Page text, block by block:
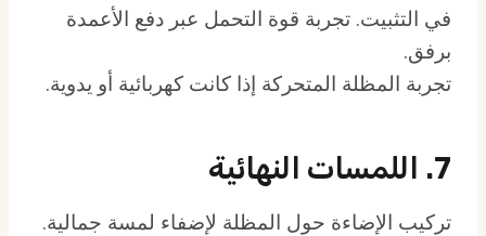
في التثبيت. تجربة قوة التحمل عبر دفع الأعمدة
برفق.
تجربة المظلة المتحركة إذا كانت كهربائية أو يدوية.
7. اللمسات النهائية
تركيب الإضاءة حول المظلة لإضفاء لمسة جمالية.